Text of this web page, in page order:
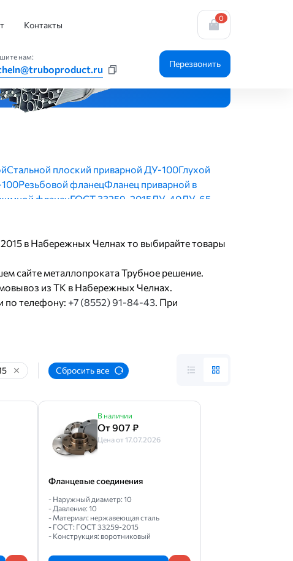
Контакты
0
нам:
Перезвонить
сталь, ГОСТ 33259-2015
Стальной плоский приварной ДУ-100Глухой
Резьбовой фланецФланец приварной в
фланецГОСТ 33259-2015ДУ-40ДУ-65
Воротниковый ДУ-100ДУ-50 РУ-16
dn150 pn16КомпрессионныйДУ-40 РУ-40
65 ммСтальной ДУ-65Стальной ДУ-250
ДУ-50Нержавеющий 15 ммСтальной ДУ-25
в Набережных Челнах то выбирайте товары
сайте металлопроката Трубное решение.
из ТК в Набережных Челнах.
по телефону: +7 (8552) 91-84-43. При
Сбросить все
В наличии
От 907 ₽
Цена от 17.07.2026
Фланцевые соединения
- Наружный диаметр: 10
- Давление: 10
- Материал: нержавеющая сталь
- ГОСТ: ГОСТ 33259-2015
- Конструкция: воротниковый